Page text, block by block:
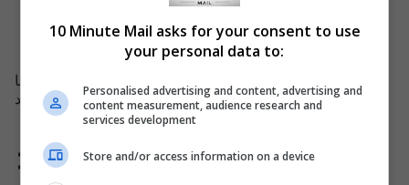
ما یک وب سایت برای دستگاه های موبایل معرفی کردیم تا شما
هم بتوانید به راحتی از خدمات ما استفاده کنید.
دامنه تغییر کرد
10 Minute Mail asks for your consent to use
your personal data to:
Personalised advertising and content, advertising and
content measurement, audience research and
services development
Store and/or access information on a device